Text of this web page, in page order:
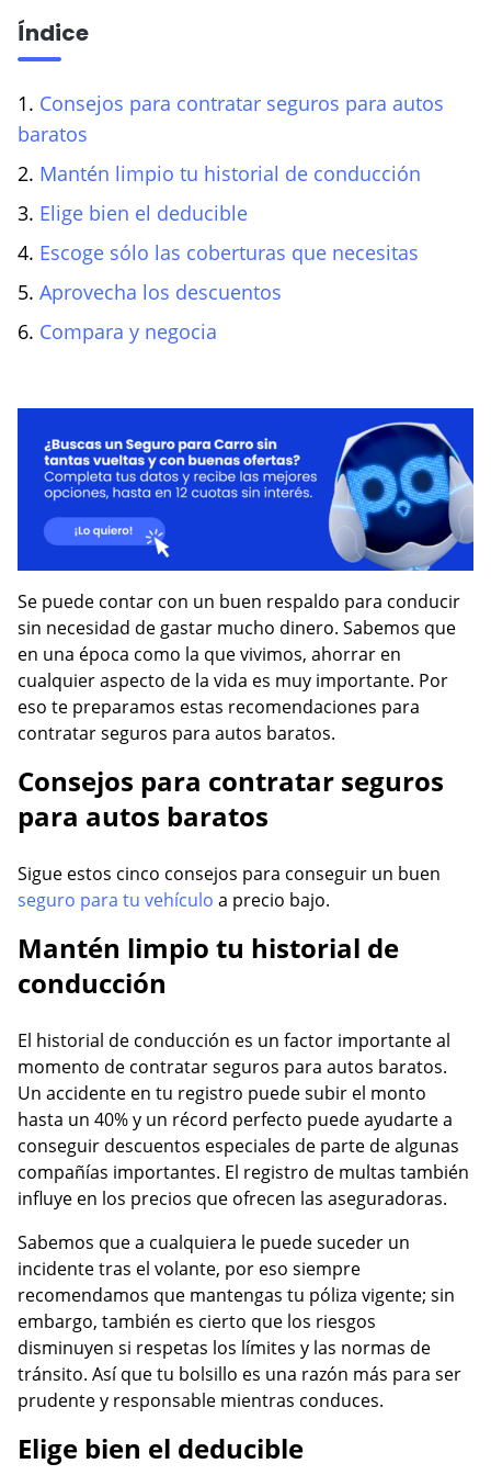
VER BLOG
Índice
1. Consejos para contratar seguros para autos
baratos
2. Mantén limpio tu historial de conducción
3. Elige bien el deducible
4. Escoge sólo las coberturas que necesitas
5. Aprovecha los descuentos
6. Compara y negocia
Se puede contar con un buen respaldo para conducir
sin necesidad de gastar mucho dinero. Sabemos que
en una época como la que vivimos, ahorrar en
cualquier aspecto de la vida es muy importante. Por
eso te preparamos estas recomendaciones para
contratar seguros para autos baratos.
Consejos para contratar seguros
para autos baratos
Sigue estos cinco consejos para conseguir un buen
seguro para tu vehículo a precio bajo.
Mantén limpio tu historial de
conducción
El historial de conducción es un factor importante al
momento de contratar seguros para autos baratos.
Un accidente en tu registro puede subir el monto
hasta un 40% y un récord perfecto puede ayudarte a
conseguir descuentos especiales de parte de algunas
compañías importantes. El registro de multas también
influye en los precios que ofrecen las aseguradoras.
Sabemos que a cualquiera le puede suceder un
incidente tras el volante, por eso siempre
recomendamos que mantengas tu póliza vigente; sin
embargo, también es cierto que los riesgos
disminuyen si respetas los límites y las normas de
tránsito. Así que tu bolsillo es una razón más para ser
prudente y responsable mientras conduces.
Elige bien el deducible